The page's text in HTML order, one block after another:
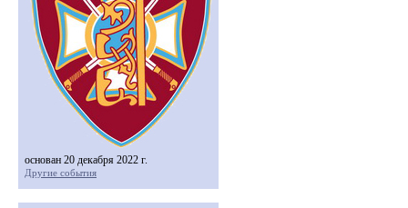
основан 20 декабря 2022 г.
Другие события